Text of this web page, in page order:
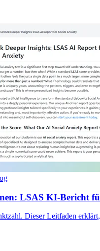
LSAS KI-Bericht
Dieser Leitfaden